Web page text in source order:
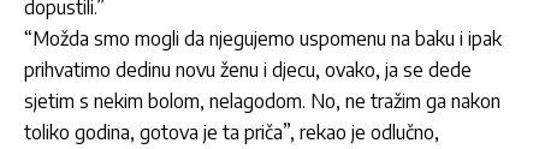
dopustili.”
“Možda smo mogli da njegujemo uspomenu na baku i ipak
prihvatimo dedinu novu ženu i djecu, ovako, ja se dede
sjetim s nekim bolom, nelagodom. No, ne tražim ga nakon
toliko godina, gotova je ta priča”, rekao je odlučno,